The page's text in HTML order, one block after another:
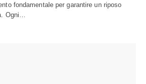
fondamentale per garantire un riposo
Ogni…